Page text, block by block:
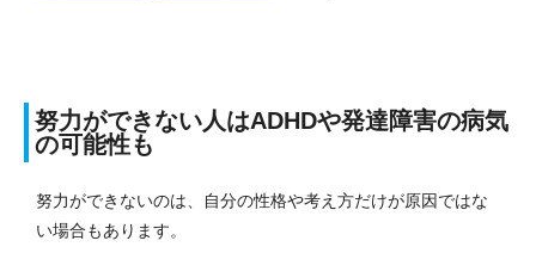
努力ができない人はADHDや発達障害の病気
の可能性も
努力ができないのは、自分の性格や考え方だけが原因ではな
い場合もあります。